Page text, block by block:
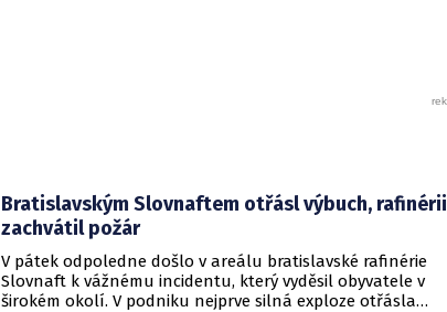
Bratislavským Slovnaftem otřásl výbuch, rafinérii
zachvátil požár
V pátek odpoledne došlo v areálu bratislavské rafinérie
Slovnaft k vážnému incidentu, který vyděsil obyvatele v
širokém okolí. V podniku nejprve silná exploze otřásla